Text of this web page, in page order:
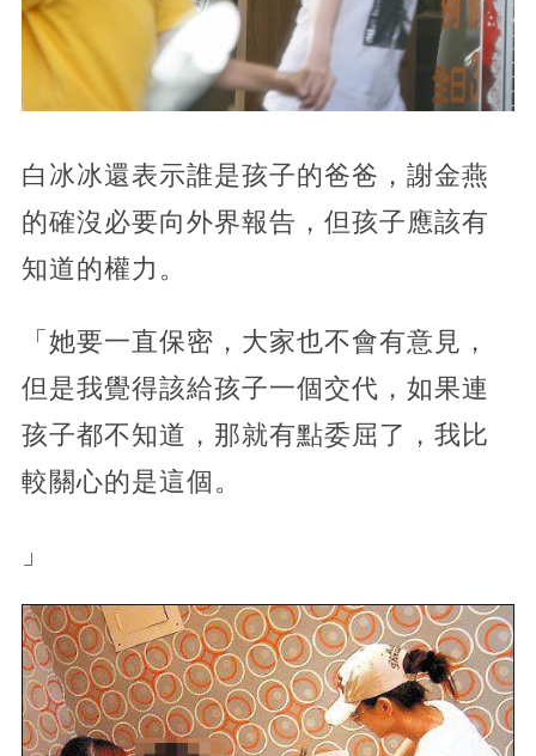
白冰冰還表示誰是孩子的爸爸，謝金燕
的確沒必要向外界報告，但孩子應該有
知道的權力。
「她要一直保密，大家也不會有意見，
但是我覺得該給孩子一個交代，如果連
孩子都不知道，那就有點委屈了，我比
較關心的是這個。
」